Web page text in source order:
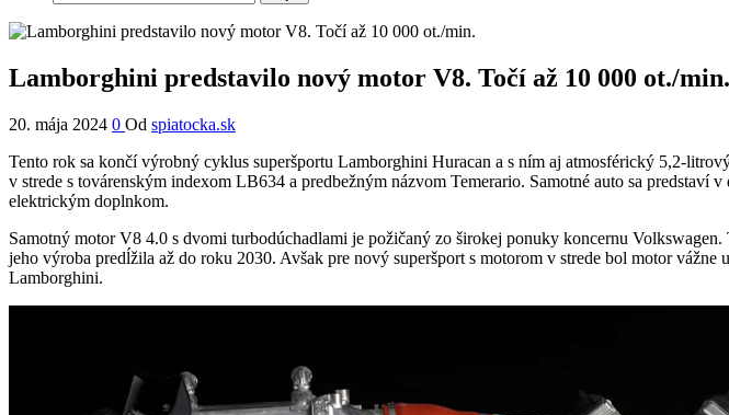
Lamborghini predstavilo nový motor V8. Točí až 10 000 ot./min.
20. mája 2024 0 Od spiatocka.sk
Tento rok sa končí výrobný cyklus superšportu Lamborghini Huracan a s ním aj atmosférický 5,2-
v strede s továrenským indexom LB634 a predbežným názvom Temerario. Samotné auto sa
elektrickým doplnkom.
Samotný motor V8 4.0 s dvomi turbodúchadlami je požičaný zo širokej ponuky koncernu
jeho výroba predĺžila až do roku 2030. Avšak pre nový superšport s motorom v strede bol motor
Lamborghini.